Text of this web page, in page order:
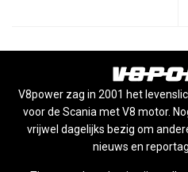
V8power zag in 2001 het
voor de Scania met V8 motor.
vrijwel dagelijks bezig om
nieuws en